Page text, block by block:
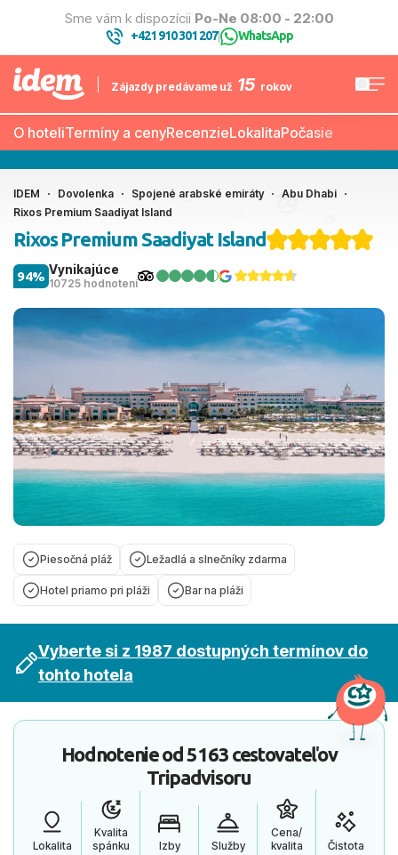
Sme vám k dispozícii Po-Ne 08:00 - 22:00
+421 910 301 207| WhatsApp
Zájazdy predávame už 15 rokov
O hoteliTermíny a cenyRecenzieLokalitaPočasie
IDEM Dovolenka Spojené arabské emiráty
Abu Dhabi
Rixos Premium Saadiyat Island
Rixos Premium Saadiyat Island
Vynikajúce
10725 hodnotení
94%
Piesočná pláž Ležadlá a slnečníky zdarma
Hotel priamo pri pláži Bar na pláži
Vyberte si z 1987 dostupných termínov do
tohto hotela
Hodnotenie od5163 cestovateľov
Tripadvisoru
Lokalita
Kvalita
spánku
Izby Služby
Cena/
kvalita
Čistota